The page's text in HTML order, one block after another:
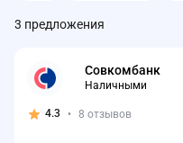
3 предложения
Совкомбанк
Наличными
4.3 • 8 отзывов